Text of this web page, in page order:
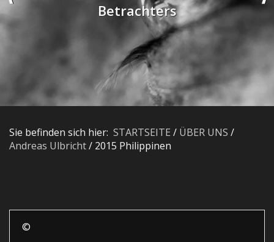
Betrachters
Sie befinden sich hier: STARTSEITE / ÜBER UNS /
Andreas Ulbricht/ 2015 Philippinen
©